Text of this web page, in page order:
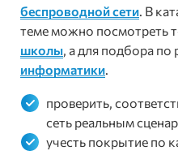
беспроводной сети. В
теме можно посмотреть
школы, а для подбора по
информатики.
проверить,
сеть реальным
учесть покрытие по